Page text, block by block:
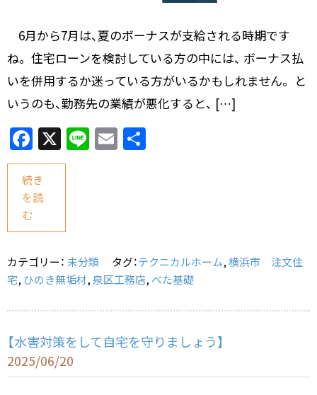
6月から7月は、夏のボーナスが支給される時期です
ね。 住宅ローンを検討している方の中には、 ボーナス払
いを併用するか迷っている方がいるかもしれません。 と
いうのも、勤務先の業績が悪化すると、 […]
F
a
c
e
b
o
o
X Li
n
E
m
続き
を読
む
カテゴリー： 未分類 タグ：テクニカルホーム,横浜市 注文住
宅, ひのき無垢材,泉区工務店, べた基礎
【水害対策をして自宅を守りましょう】
2025/06/20